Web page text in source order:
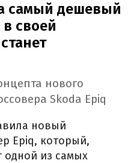
самый дешевый
своей
нового
Skoda Epiq
новый
Epiq, который,
одной из самых